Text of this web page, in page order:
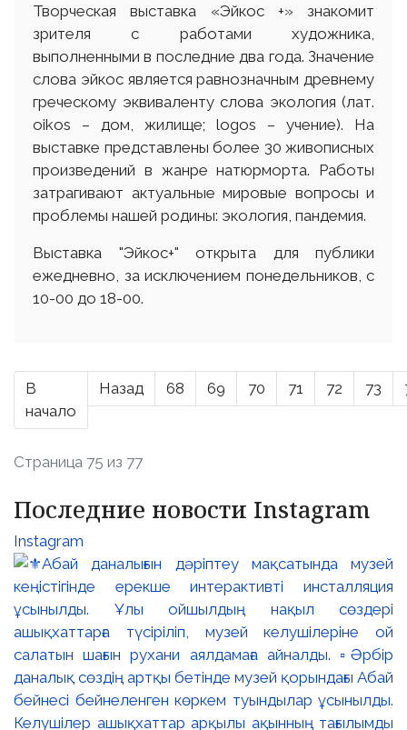
Творческая выставка «Эйкос +» знакомит
зрителя с работами художника,
выполненными в последние два года. Значение
слова эйкос является равнозначным древнему
греческому эквиваленту слова экология (лат.
оіkos – дом, жилище; logos – учение). На
выставке представлены более 30 живописных
произведений в жанре натюрморта. Работы
затрагивают актуальные мировые вопросы и
проблемы нашей родины: экология, пандемия.
Выставка "Эйкос+" открыта для публики
ежедневно, за исключением понедельников, с
10-00 до 18-00.
В
начало
Назад 68 69 70 71 72 73
Страница 75 из 77
Последние новости Instagram
Instagram